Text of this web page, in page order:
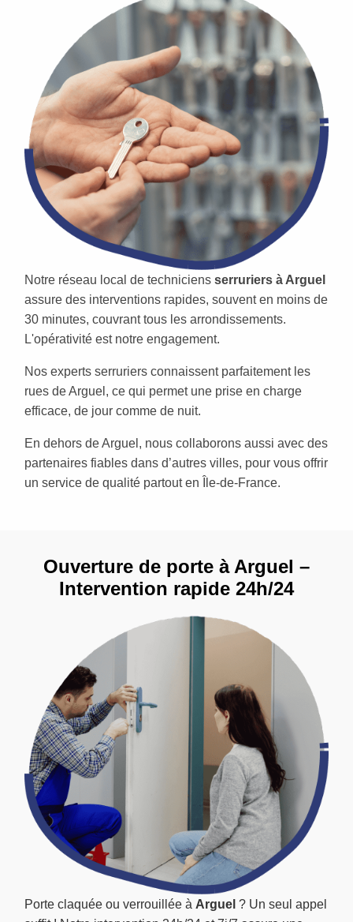
Notre réseau local de techniciens serruriers à Arguel
assure des interventions rapides, souvent en moins de
30 minutes, couvrant tous les arrondissements.
L'opérativité est notre engagement.
Nos experts serruriers connaissent parfaitement les
rues de Arguel, ce qui permet une prise en charge
efficace, de jour comme de nuit.
En dehors de Arguel, nous collaborons aussi avec des
partenaires fiables dans d’autres villes, pour vous offrir
un service de qualité partout en Île-de-France.
Porte claquée ou verrouillée à Arguel ? Un seul appel
Ouverture de porte à Arguel –
Intervention rapide 24h/24